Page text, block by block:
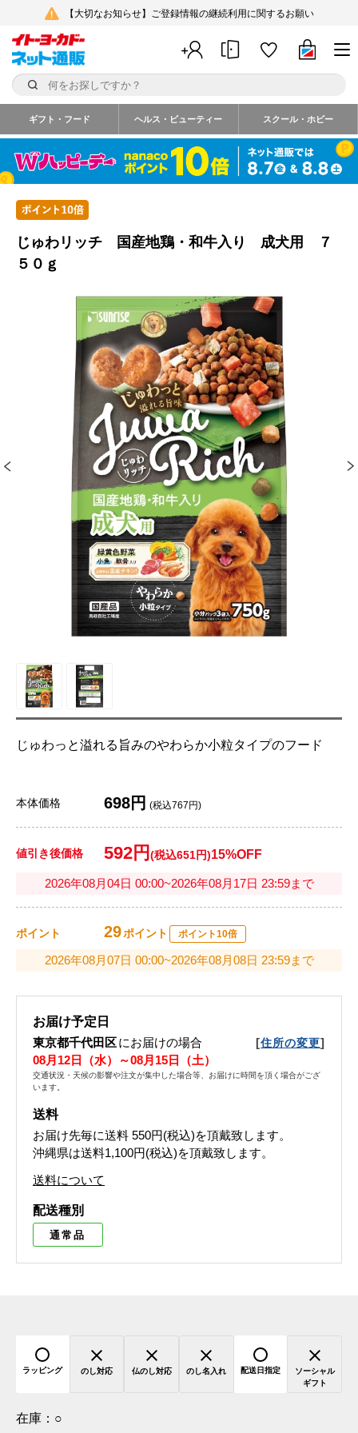
【大切なお知らせ】ご登録情報の継続利用に関するお願い
ギフト・フード ヘルス・ビューティー スクール・ホビー
じゅわリッチ 国産地鶏・和牛入り 成犬用 ７
５０ｇ
じゅわっと溢れる旨みのやわらか小粒タイプのフード
本体価格 698円 (税込767円)
値引き後価格 592円 (税込651円)15%OFF
2026年08月04日 00:00~2026年08月17日 23:59まで
ポイント 29ポイント ポイント10倍
2026年08月07日 00:00~2026年08月08日 23:59まで
お届け予定日
東京都千代田区にお届けの場合 [住所の変更]
08月12日（水）～08月15日（土）
交通状況・天候の影響や注文が集中した場合等、お届けに時間を頂く場合がござ
います。
送料
お届け先毎に送料 550円(税込)を頂戴致します。
沖縄県は送料1,100円(税込)を頂戴致します。
送料について
配送種別
通常品
ラッピング のし対応 仏のし対応 のし名入れ 配送日指定
ソーシャル
ギフト
在庫： ○